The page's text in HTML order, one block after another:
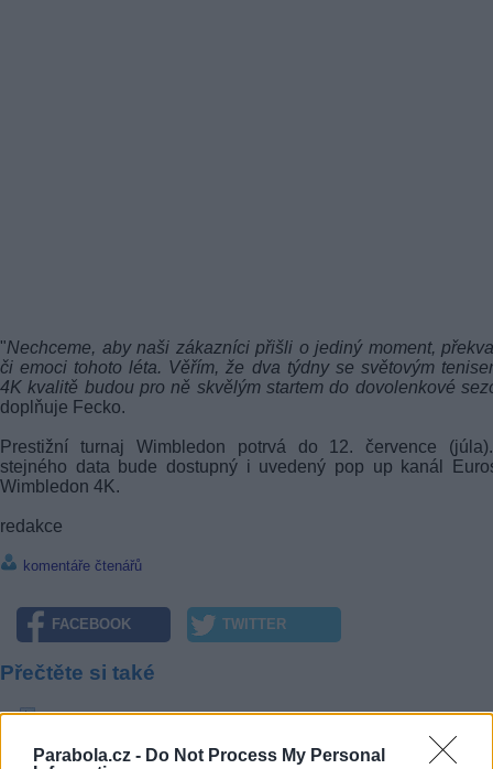
Parabola.cz - Do Not Process My Personal
"Nechceme, aby naši zákazníci přišli o jediný moment,
či emoci tohoto léta. Věřím, že dva týdny se světovým
4K kvalitě budou pro ně skvělým startem do dovolenkové
doplňuje Fecko.
Prestižní turnaj Wimbledon potrvá do 12. července
stejného data bude dostupný i uvedený pop up kanál
Wimbledon 4K.
redakce
komentáře čtenářů
FACEBOOK TWITTER
Přečtěte si také
Lepší.TV přidává chytré funkce, nové stanice a posiluje stabilitu
MAGENTA TV se rozšiřuje o TN Live a Letní kino